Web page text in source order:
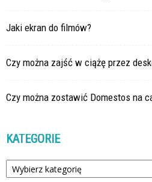
Jaki ekran do filmów?
Czy można zajść w ciążę przez
Czy można zostawić Domestos na
KATEGORIE
Kategorie